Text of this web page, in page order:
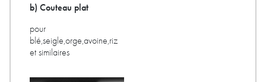
b) Couteau plat
pour
blé,seigle,orge,avoine,riz
et similaires